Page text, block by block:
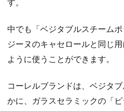
豆腐を電子
スピーディ
豆腐の下ごしら
ジを...
す。
中でも「ベジタブルスチーム
ジーヌのキャセロールと同じ
ように使うことができます。
コーレルブランドは、ベジタ
かに、ガラスセラミックの「ビ